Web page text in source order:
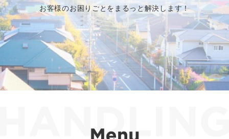
お客様のお困りごとをまるっと解決します！